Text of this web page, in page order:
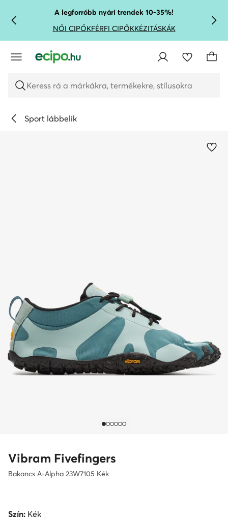
UGRÁS A FŐ TARTALOMRA
UGRÁS A KERESÉSHEZA legforróbb nyári trendek 10-35%!
NŐI CIPŐKFÉRFI CIPŐKKÉZITÁSKÁK
Keress rá a márkákra, termékekre, stílusokra
Sport lábbelik
Vibram Fivefingers
Bakancs A-Alpha 23W7105 Kék
Szín: Kék